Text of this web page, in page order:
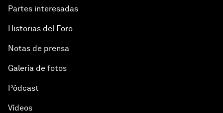
Partes interesadas
Historias del Foro
Notas de prensa
Galería de fotos
Pódcast
Vídeos